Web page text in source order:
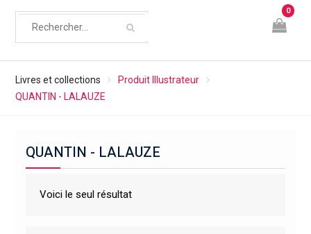
0
Livres et collections
Produit Illustrateur
QUANTIN - LALAUZE
QUANTIN - LALAUZE
Voici le seul résultat